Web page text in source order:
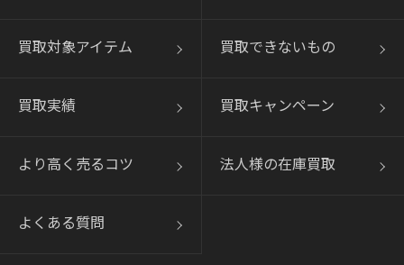
買取対象アイテム 買取できないもの
買取実績 買取キャンペーン
より高く売るコツ 法人様の在庫買取
よくある質問